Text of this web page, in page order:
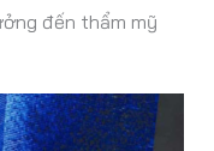
đến thẩm mỹ